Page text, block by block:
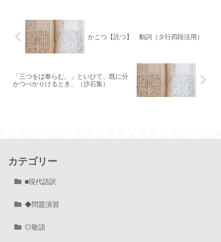
かこつ【託つ】 動詞（タ行四段活用）
「三つをば奉らむ。」といひて、既に分
かつべかりけるとき、（沙石集）
カテゴリー
■現代語訳
◆問題演習
◎敬語